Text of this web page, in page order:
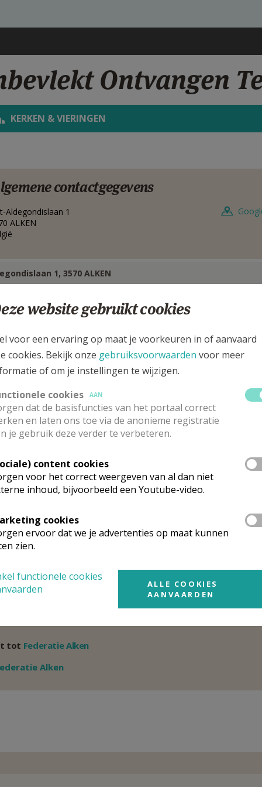
Ontvangen
KERKEN & VIERINGEN
contactgegevens
Aldegondislaan 1
ALKEN
1, 3570 ALKEN
abonneringen Kerk &
ALKEN
011 59 21 66
wat je zocht? Hier vind je links naar de gegevens van
tot Federatie Alken
Alken
website gebruikt cookies
voor een ervaring op maat je voorkeuren in of aanvaard
cookies. Bekijk onze gebruiksvoorwaarden voor meer
of om je instellingen te wijzigen.
cookies
AAN
dat de basisfuncties van het portaal correct
en laten ons toe via de anonieme registratie
je gebruik deze verder te verbeteren.
content cookies
voor het correct weergeven van al dan niet
inhoud, bijvoorbeeld een Youtube-video.
cookies
ervoor dat we je advertenties op maat kunnen
zien.
functionele cookies
ALLE COOKIES
AANVAARDEN